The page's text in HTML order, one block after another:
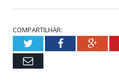
COMPARTILHAR:
TwitterFacebook
Email